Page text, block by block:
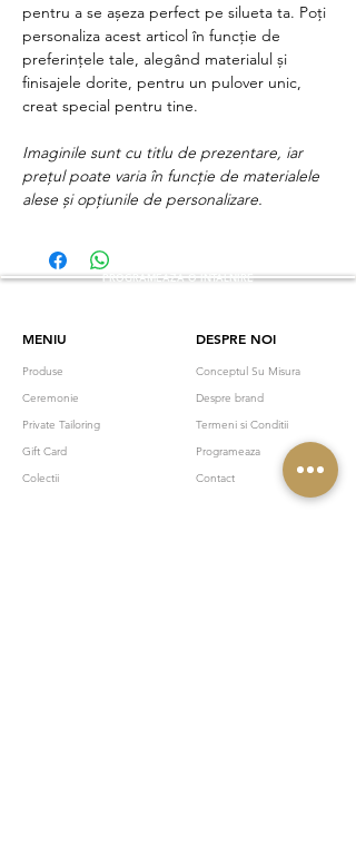
pentru a se așeza perfect pe silueta ta. Poți
personaliza acest articol în funcție de
preferințele tale, alegând materialul și
finisajele dorite, pentru un pulover unic,
creat special pentru tine.
Imaginile sunt cu titlu de prezentare, iar
prețul poate varia în funcție de materialele
alese și opțiunile de personalizare.
PROGRAMEAZA O INTALNIRE
MENIU
Produse
Ceremonie
Private Tailoring
Gift Card
Colectii
DESPRE NOI
Conceptul Su Misura
Despre brand
Termeni si Conditii
Programeaza
Contact